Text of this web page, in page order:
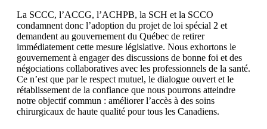
La SCCC, l’ACCG, l’ACHPB, la SCH et la SCCO
condamnent donc l’adoption du projet de loi spécial 2 et
demandent au gouvernement du Québec de retirer
immédiatement cette mesure législative. Nous exhortons le
gouvernement à engager des discussions de bonne foi et des
négociations collaboratives avec les professionnels de la santé.
Ce n’est que par le respect mutuel, le dialogue ouvert et le
rétablissement de la confiance que nous pourrons atteindre
notre objectif commun : améliorer l’accès à des soins
chirurgicaux de haute qualité pour tous les Canadiens.